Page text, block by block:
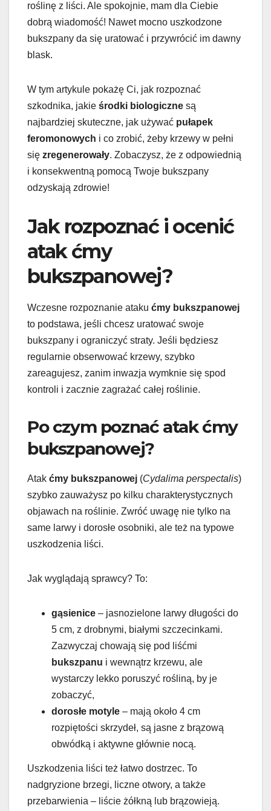
roślinę z liści. Ale spokojnie, mam dla Ciebie
dobrą wiadomość! Nawet mocno uszkodzone
bukszpany da się uratować i przywrócić im dawny
blask.
W tym artykule pokażę Ci, jak rozpoznać
szkodnika, jakie środki biologiczne są
najbardziej skuteczne, jak używać pułapek
feromonowych i co zrobić, żeby krzewy w pełni
się zregenerowały. Zobaczysz, że z odpowiednią
i konsekwentną pomocą Twoje bukszpany
odzyskają zdrowie!
Jak rozpoznać i ocenić
atak ćmy
bukszpanowej?
Wczesne rozpoznanie ataku ćmy bukszpanowej
to podstawa, jeśli chcesz uratować swoje
bukszpany i ograniczyć straty. Jeśli będziesz
regularnie obserwować krzewy, szybko
zareagujesz, zanim inwazja wymknie się spod
kontroli i zacznie zagrażać całej roślinie.
Po czym poznać atak ćmy
bukszpanowej?
Atak ćmy bukszpanowej (Cydalima perspectalis)
szybko zauważysz po kilku charakterystycznych
objawach na roślinie. Zwróć uwagę nie tylko na
same larwy i dorosłe osobniki, ale też na typowe
uszkodzenia liści.
Jak wyglądają sprawcy? To:
gąsienice – jasnozielone larwy długości do
5 cm, z drobnymi, białymi szczecinkami.
Zazwyczaj chowają się pod liśćmi
bukszpanu i wewnątrz krzewu, ale
wystarczy lekko poruszyć rośliną, by je
zobaczyć,
dorosłe motyle – mają około 4 cm
rozpiętości skrzydeł, są jasne z brązową
obwódką i aktywne głównie nocą.
Uszkodzenia liści też łatwo dostrzec. To
nadgryzione brzegi, liczne otwory, a także
przebarwienia – liście żółkną lub brązowieją.